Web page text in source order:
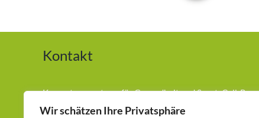
Wir schätzen Ihre Privatsphäre
Kontakt
Kompetenzzentrum für Gesundheit und Sport. Cell-Re-